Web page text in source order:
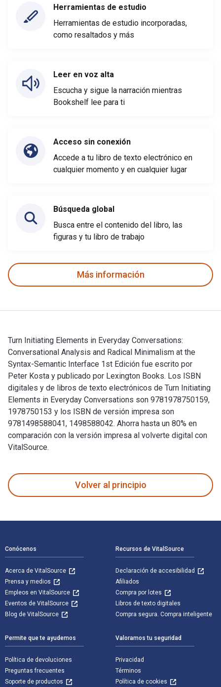
Herramientas de estudio
Herramientas de estudio incorporadas,
como resaltados y más
Leer en voz alta
Escucha y sigue la narración mientras
Bookshelf lee para ti
Acceso sin conexión
Accede a tu libro de texto electrónico en
cualquier momento y en cualquier lugar
Búsqueda global
Busca entre el contenido del libro, las
figuras y tu libro de trabajo
Más información
Turn Initiating Elements in Everyday Conversations:
Conversational Analysis and Radical Minimalism at the
Syntax-Semantic Interface 1st Edición fue escrito por
Peter Kosta y publicado por Lexington Books. Los ISBN
digitales y de libros de texto electrónicos de Turn Initiating
Elements in Everyday Conversations son 9781978750159,
1978750153 y los ISBN de versión impresa son
9781498588041, 1498588042. Ahorra hasta un 80% en
comparación con la versión impresa al volverte digital con
VitalSource.
Volver al principio
Conócenos
Acerca de VitalSource
Prensa y medios
Empleos en VitalSource
Eventos de VitalSource
Blog de VitalSource
Recursos de VitalSource
Declaración de accesibilidad
Afiliados
Compra por lotes
Libros de texto digitales
Compra segura. Compra inteligente
Permite que te ayudemos
Política de devoluciones
Preguntas frecuentes
Soporte de productos
Valoramos tu seguridad
Privacidad
Términos
Política de cookies